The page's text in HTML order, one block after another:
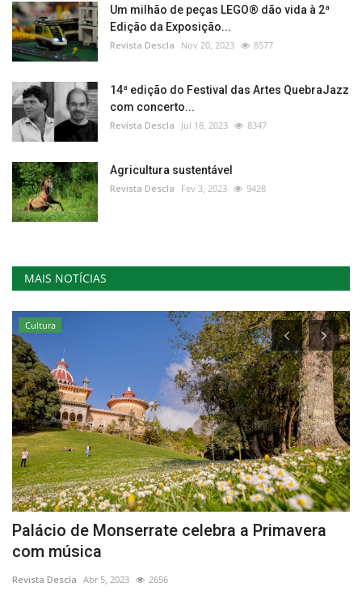
Um milhão de peças LEGO® dão vida à 2ª
Edição da Exposição...
Revista Descla Nov 20, 2023 8577
14ª edição do Festival das Artes QuebraJazz
com concerto...
Revista Descla Jul 18, 2023 8347
Agricultura sustentável
Revista Descla Fev 3, 2023 9428
MAIS NOTÍCIAS
Cultura
Palácio de Monserrate celebra a Primavera
com música
Revista Descla Abr 5, 2023 2656